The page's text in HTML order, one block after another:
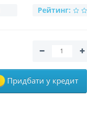
Рейтинг:
Придбати у кредит